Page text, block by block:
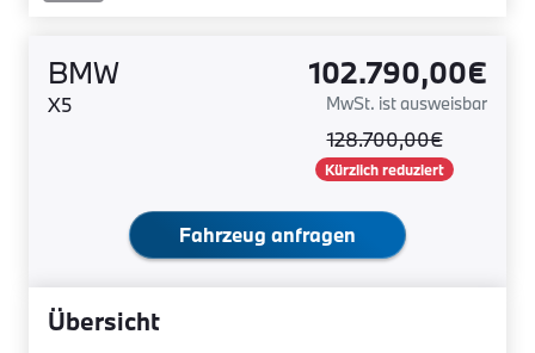
BMW
X5
102.790,00€
MwSt. ist ausweisbar
128.700,00€
Kürzlich reduziert
Fahrzeug anfragen
Übersicht